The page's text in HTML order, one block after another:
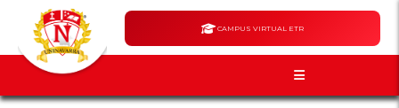
CAMPUS VIRTUAL ETR